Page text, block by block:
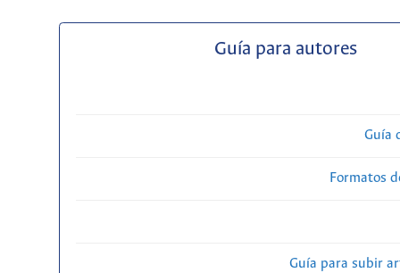
Guía para autores
Guía
Formatos
Guía para subir